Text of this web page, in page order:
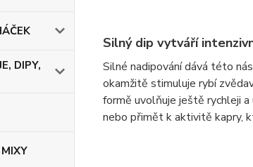
DIPY,
Silný dip vytváří
Silné nadipování dává této
okamžitě stimuluje rybí
formě uvolňuje ještě rychleji
nebo přimět k aktivitě kapry,